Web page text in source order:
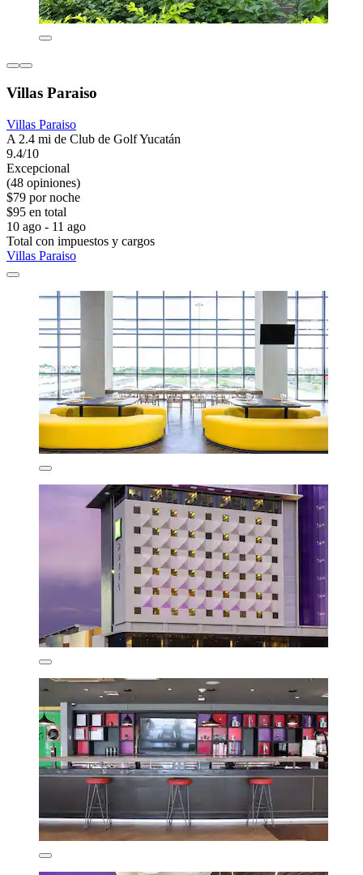
Villas Paraiso
Villas Paraiso
A 2.4 mi de Club de Golf Yucatán
9.4/10
Excepcional
(48 opiniones)
$79 por noche
$95 en total
10 ago - 11 ago
Total con impuestos y cargos
Villas Paraiso